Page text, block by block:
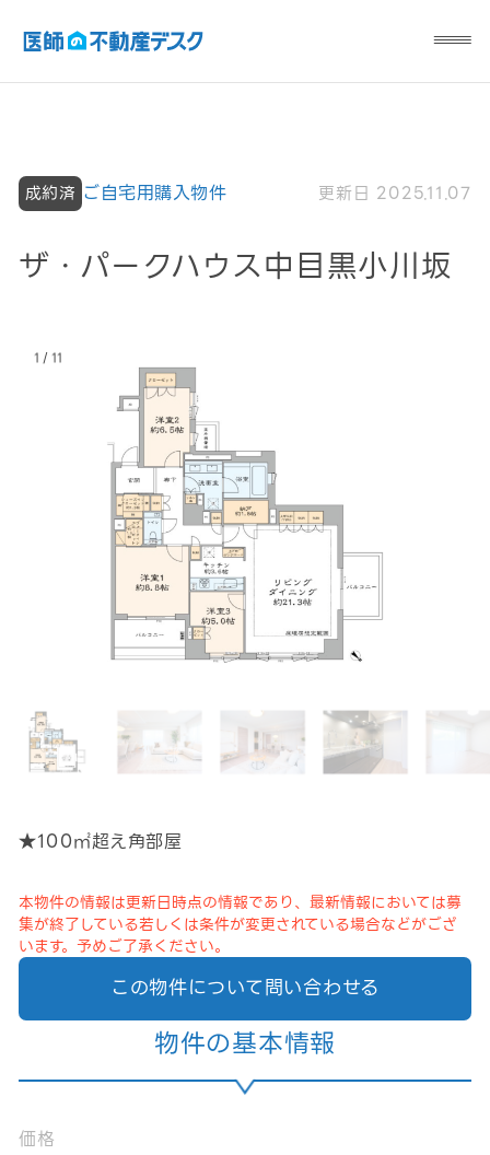
成約済 ご自宅用購入物件
ザ・パークハウス中目黒小川坂
更新日 2025.11.07
1 / 11
★100㎡超え角部屋
本物件の情報は更新日時点の情報であり、最新情報においては募
集が終了している若しくは条件が変更されている場合などがござ
います。予めご了承ください。
この物件について問い合わせる
物件の基本情報
価格